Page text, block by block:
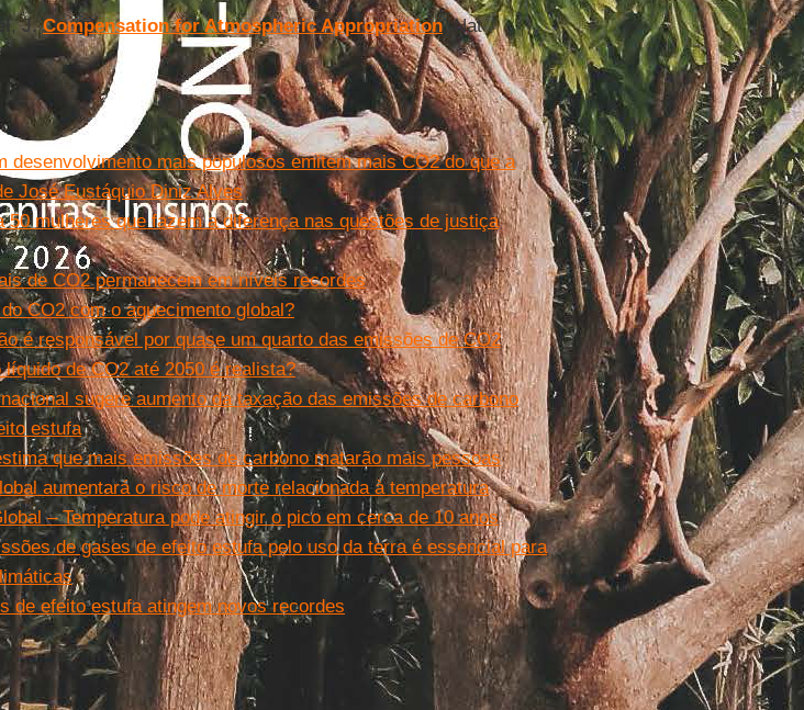
, J.Compensation for Atmospheric Appropriation. Nat
desenvolvimento mais populosos emitem mais CO2 do que a
José Eustáquio Diniz Alves
50 mulheres que fazem a diferença nas questões de justiça
de CO2 permanecem em níveis recordes
CO2 com o aquecimento global?
é responsável por quase um quarto das emissões de CO2
líquido de CO2 até 2050 é realista?
sugere aumento da taxação das emissões de carbono
estufa
que mais emissões de carbono matarão mais pessoas
aumentará o risco de morte relacionada à temperatura
– Temperatura pode atingir o pico em cerca de 10 anos
de gases de efeito estufa pelo uso da terra é essencial para
de efeito estufa atingem novos recordes